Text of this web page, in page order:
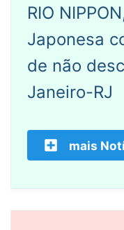
RIO
Japonesa
de não
Janeiro-RJ
mais